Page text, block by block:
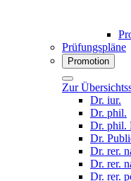
Prüfungspläne
Promotion
Zur
Dr. iur.
Dr. phil.
Dr. phil.
Dr.
Dr. rer.
Dr. rer.
Dr. rer.